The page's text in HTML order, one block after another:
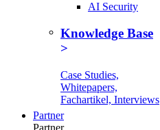
AI Security
Knowledge Base
Case Studies,
Whitepapers,
Fachartikel, Interviews
Partner
Partner